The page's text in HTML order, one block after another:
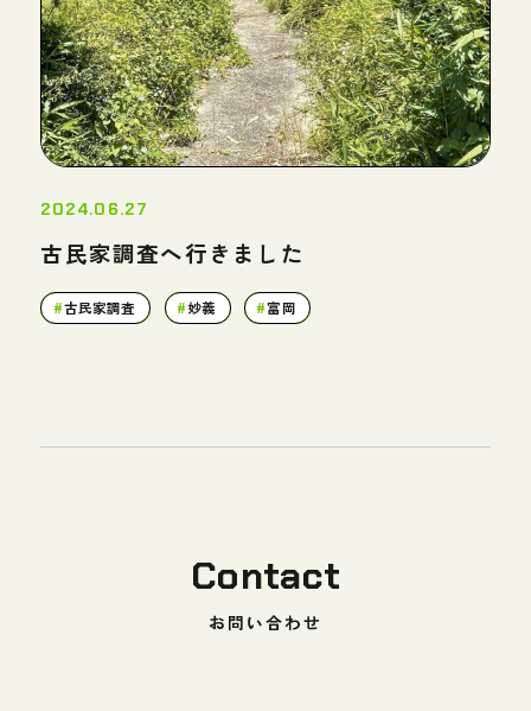
2024.06.27
古民家調査へ行きました
古民家調査 妙義 富岡
Contact
お問い合わせ